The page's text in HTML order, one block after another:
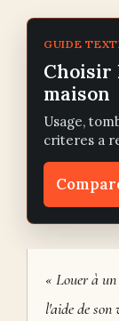
GUIDE
Choisir
maison
Usage,
criteres a
« Louer à un
l'aide de